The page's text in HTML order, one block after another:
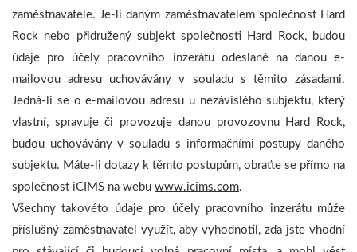
zaměstnavatele. Je-li daným zaměstnavatelem společnost Hard
Rock nebo přidružený subjekt společnosti Hard Rock, budou
údaje pro účely pracovního inzerátu odeslané na danou e-
mailovou adresu uchovávány v souladu s těmito zásadami.
Jedná-li se o e-mailovou adresu u nezávislého subjektu, který
vlastní, spravuje či provozuje danou provozovnu Hard Rock,
budou uchovávány v souladu s informačními postupy daného
subjektu. Máte-li dotazy k těmto postupům, obraťte se přímo na
společnost iCIMS na webu www.icims.com.
Všechny takovéto údaje pro účely pracovního inzerátu může
příslušný zaměstnavatel využít, aby vyhodnotil, zda jste vhodní